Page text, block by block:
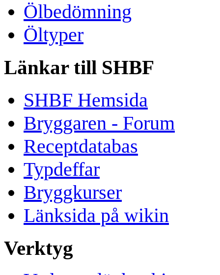
Ölbedömning
Öltyper
Länkar till SHBF
SHBF Hemsida
Bryggaren - Forum
Receptdatabas
Typdeffar
Bryggkurser
Länksida på wikin
Verktyg